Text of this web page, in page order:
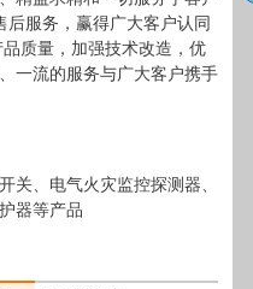
服务，赢得广大客户认同
质量，加强技术改造，优
一流的服务与广大客户携手
关、电气火灾监控探测器、
器等产品